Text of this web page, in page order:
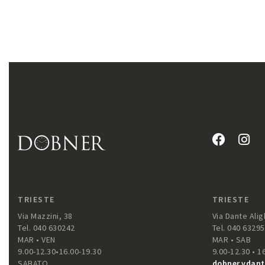
TRIESTE
Via Mazzini, 38
Tel. 040 630242
MAR • VEN
9.00-12.30•16.00-19.30
TRIESTE
Via Dante
Tel. 040
MAR • SAB
9.00-12.30 •